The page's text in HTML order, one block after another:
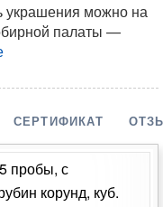
украшения можно на
палаты —
СЕРТИФИКАТ
пробы, с
корунд, куб.